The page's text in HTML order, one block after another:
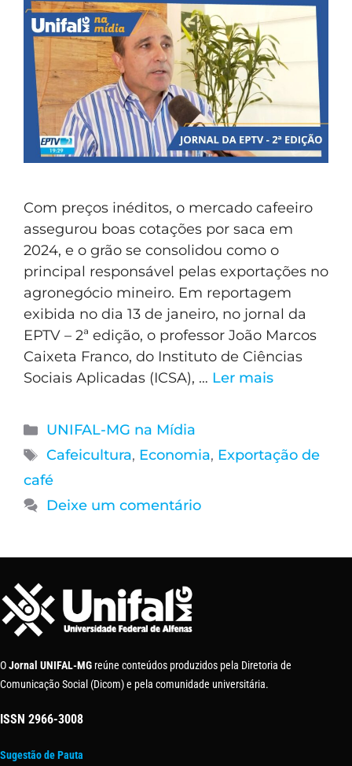
Com preços inéditos, o mercado cafeeiro
assegurou boas cotações por saca em
2024, e o grão se consolidou como o
principal responsável pelas exportações no
agronegócio mineiro. Em reportagem
exibida no dia 13 de janeiro, no jornal da
EPTV – 2ª edição, o professor João Marcos
Caixeta Franco, do Instituto de Ciências
Sociais Aplicadas (ICSA), … Ler mais
UNIFAL-MG na Mídia
Cafeicultura, Economia, Exportação de
café
Deixe um comentário
OJornal UNIFAL-MG reúne conteúdos produzidos pela Diretoria de
Comunicação Social (Dicom) e pela comunidade universitária.
ISSN 2966-3008
Sugestão de Pauta